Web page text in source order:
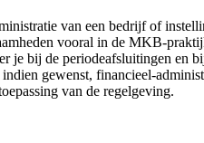
van een bedrijf of
vooral in de MKB-
je bij de periodeafsluitingen
gewenst, financieel-
van de regelgeving.